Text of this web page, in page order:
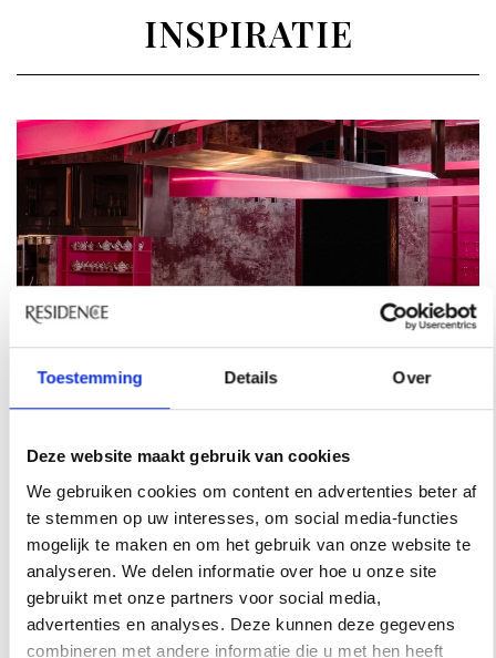
Toestemming Details Over
Deze website maakt gebruik van cookies
We gebruiken cookies om content en advertenties beter af
te stemmen op uw interesses, om social media-functies
mogelijk te maken en om het gebruik van onze website te
analyseren. We delen informatie over hoe u onze site
gebruikt met onze partners voor social media,
advertenties en analyses. Deze kunnen deze gegevens
combineren met andere informatie die u met hen heeft
INSPIRATIE
REISINSPIRATIE
48 UUR IN SINGAPORE? DIT ZIJN DE